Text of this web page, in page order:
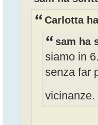
Carlotta
sam ha
siamo in
senza far
vicinanze.